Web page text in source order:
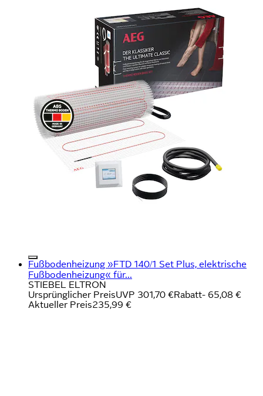
Fußbodenheizung »FTD 140/1 Set Plus, elektrische
Fußbodenheizung« für...
STIEBEL ELTRON
Ursprünglicher PreisUVP 301,70 €Rabatt- 65,08 €
Aktueller Preis235,99 €